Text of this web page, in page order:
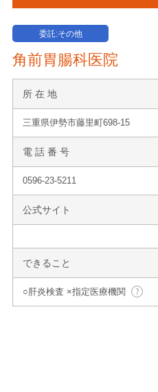
委託:その他
角前胃腸科医院
所 在 地
三重県伊勢市藤里町698-15
電 話 番 号
0596-23-5211
公式サイト
できること
○肝炎検査 ×指定医療機関